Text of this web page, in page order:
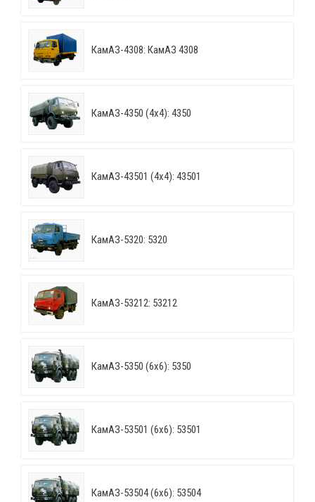
КамАЗ-4308: КамАЗ 4308
КамАЗ-4350 (4х4): 4350
КамАЗ-43501 (4х4): 43501
КамАЗ-5320: 5320
КамАЗ-53212: 53212
КамАЗ-5350 (6х6): 5350
КамАЗ-53501 (6х6): 53501
КамАЗ-53504 (6х6): 53504